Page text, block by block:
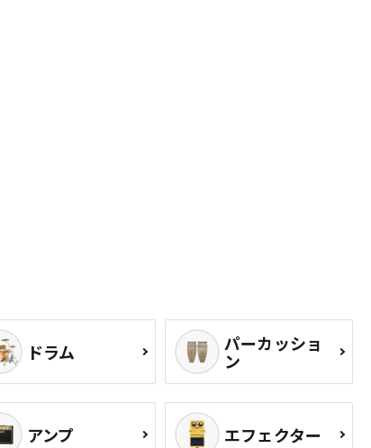
ドラム パーカッショ
ン
アンプ エフェクター